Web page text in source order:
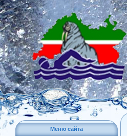
Меню сайта